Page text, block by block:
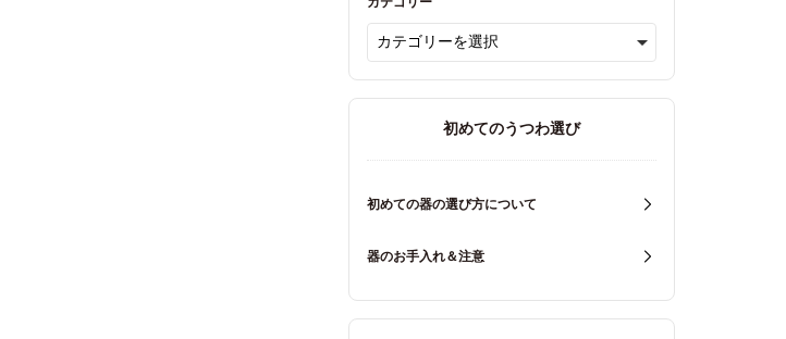
初めてのうつわ選び
初めての器の選び方について
器のお手入れ＆注意